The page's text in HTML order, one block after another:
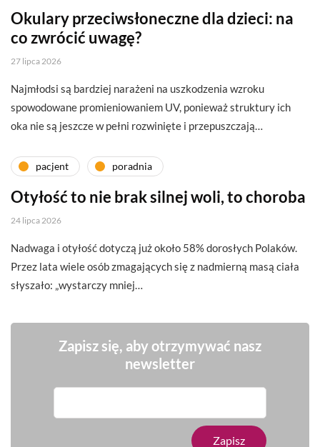
Okulary przeciwsłoneczne dla dzieci: na
co zwrócić uwagę?
27 lipca 2026
Najmłodsi są bardziej narażeni na uszkodzenia wzroku
spowodowane promieniowaniem UV, ponieważ struktury ich
oka nie są jeszcze w pełni rozwinięte i przepuszczają…
pacjent poradnia
Otyłość to nie brak silnej woli, to choroba
24 lipca 2026
Nadwaga i otyłość dotyczą już około 58% dorosłych Polaków.
Przez lata wiele osób zmagających się z nadmierną masą ciała
słyszało: „wystarczy mniej…
Zapisz się, aby otrzymywać nasz
newsletter